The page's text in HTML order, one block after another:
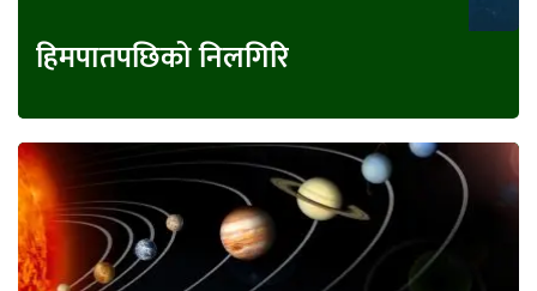
हिमपातपछिको निलगिरि